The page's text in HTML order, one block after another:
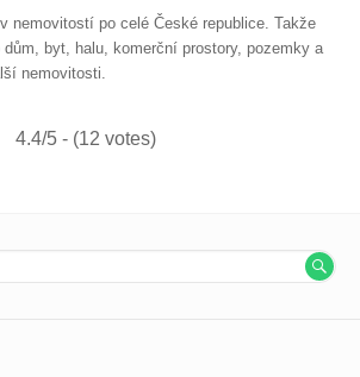
nemovitostí po celé České republice. Takže
dům, byt, halu, komerční prostory, pozemky a
nemovitosti.
4.4/5 - (12 votes)
